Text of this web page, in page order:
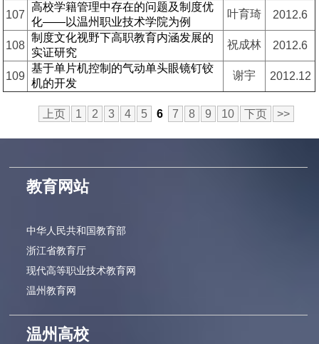
107
高校学籍管理中存在的问题及制度优
化——以温州职业技术学院为例
叶育琦 2012.6
108
制度文化视野下高职教育内涵发展的
实证研究
祝成林 2012.6
109
基于单片机控制的气动单头眼镜钉铰
机的开发
谢宇 2012.12
上页 1 2 3 4 5 6 7 8 9 10 下页 >>
教育网站
中华人民共和国教育部
浙江省教育厅
现代高等职业技术教育网
温州教育网
温州高校